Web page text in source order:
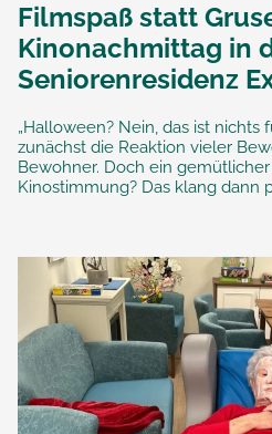
Filmspaß statt
Kinonachmittag in
Seniorenresidenz
„Halloween? Nein, das ist nichts
zunächst die Reaktion vieler
Bewohner. Doch ein
Kinostimmung? Das klang dann